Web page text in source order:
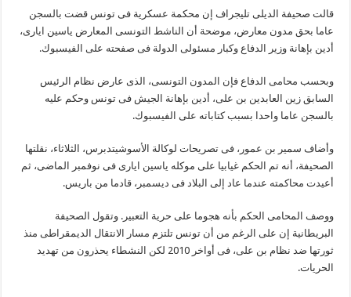
قالت صحيفة الديلى تليجراف إن محكمة عسكرية فى تونس قضت بالسجن
عاما بحق مدون معارض، موضحة أن الناشط التونسى المعارض ياسين ايارى،
أدين بإهانة وزير الدفاع وكبار مسئولى الدولة فى صفحته على الفيسبوك.
وبحسب محامى الدفاع فإن المدون التونسى، الذى عارض نظام الرئيس
السابق زين العابدين بن على، أدين بإهانة الجيش فى تونس وحكم عليه
بالسجن عاما واحدا بسبب كتاباته على الفيسبوك.
وأضاف سمير بن عمور، فى تصريحات لوكالة الأسوشيتدبرس، الثلاثاء، نقلتها
الصحيفة، أنه تم الحكم غيابيا على موكله ياسين ايارى فى نوفمبر الماضى، ثم
أعيدت محاكمته عندما عاد إلى البلاد فى ديسمبر، قادما من باريس.
ووصف المحامى الحكم بأنه هجوما على حرية التعبير. وتقول الصحيفة
البريطانية إن على الرغم من أن تونس تلتزم مسار الانتقال الديمقراطى منذ
ثورتها ضد نظام بن على، فى أواخر 2010 لكن النشطاء يحذرون من تهديد
الحريات.